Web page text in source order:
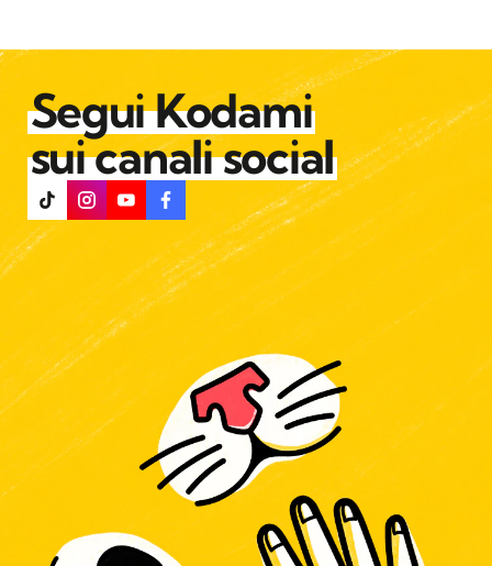
Segui Kodami
sui canali social